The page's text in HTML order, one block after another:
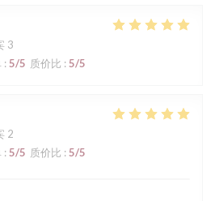
3
: 5/5 质价比 : 5/5
2
: 5/5 质价比 : 5/5